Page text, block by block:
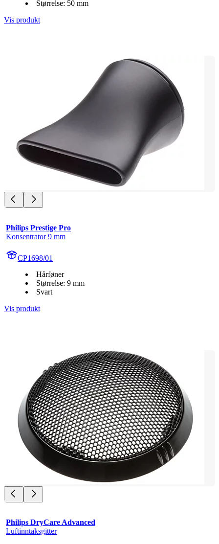
Størrelse: 50 mm
Vis produkt
Philips Prestige Pro
Konsentrator 9 mm
CP1698/01
Hårføner
Størrelse: 9 mm
Svart
Vis produkt
Philips DryCare Advanced
Luftinntaksgitter